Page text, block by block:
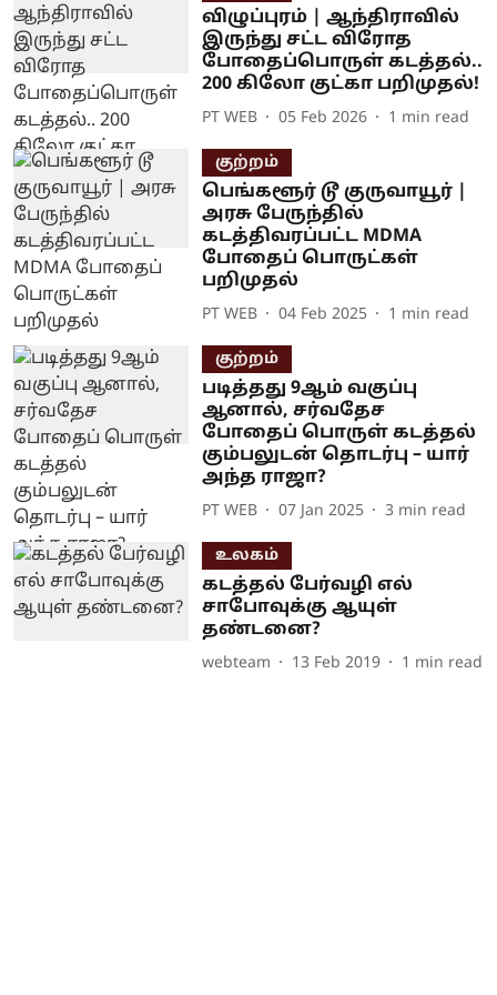
விழுப்புரம் | ஆந்திராவில்
இருந்து சட்ட விரோத
போதைப்பொருள் கடத்தல்..
200 கிலோ குட்கா பறிமுதல்!
PT WEB 05 Feb 2026 1 min read
குற்றம்
பெங்களூர் டூ குருவாயூர் |
அரசு பேருந்தில்
கடத்திவரப்பட்ட MDMA
போதைப் பொருட்கள்
பறிமுதல்
PT WEB 04 Feb 2025 1 min read
குற்றம்
படித்தது 9ஆம் வகுப்பு
ஆனால், சர்வதேச
போதைப் பொருள் கடத்தல்
கும்பலுடன் தொடர்பு – யார்
அந்த ராஜா?
PT WEB 07 Jan 2025 3 min read
உலகம்
க‌டத்தல் பேர்வழி எல்
சாபோவுக்கு ஆயுள்
தண்டனை?
webteam 13 Feb 2019 1 min read